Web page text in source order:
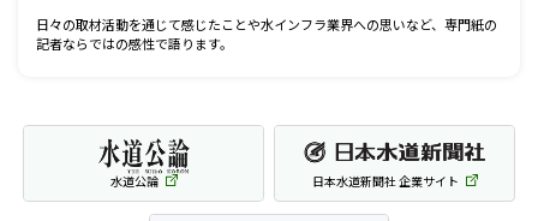
日々の取材活動を通じて感じたことや水インフラ業界への思いなど、専門紙の
記者ならではの感性で語ります。
水道公論 日本水道新聞社 企業サイト